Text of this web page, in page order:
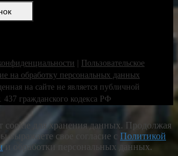
| Пользовательское
на обработку персональных данных
на сайте не является публичной
437 гражданского кодекса РФ
cookie для хранения данных. Продолжая
выражаете свое согласие с Политикой
и обработки персональных данных.